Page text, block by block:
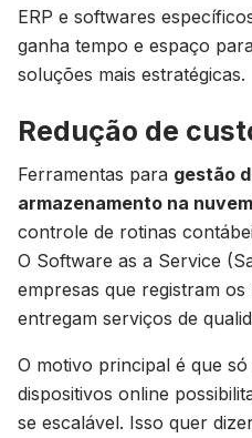
ERP e softwares
ganha tempo e espaço
soluções mais estratégicas.
Redução de
Ferramentas para gestão
armazenamento na nuvem
controle de rotinas
O Software as a Service
empresas que registram
entregam serviços de
O motivo principal é que
dispositivos online
se escalável. Isso quer